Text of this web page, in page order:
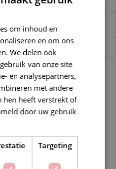
gratis verzending binnen
4,99 binnen NL
(werk)dag verzonden
om inhoud en
en om ons
We delen ook
van onze site
en analysepartners,
met andere
hen heeft verstrekt of
door uw gebruik
Targeting